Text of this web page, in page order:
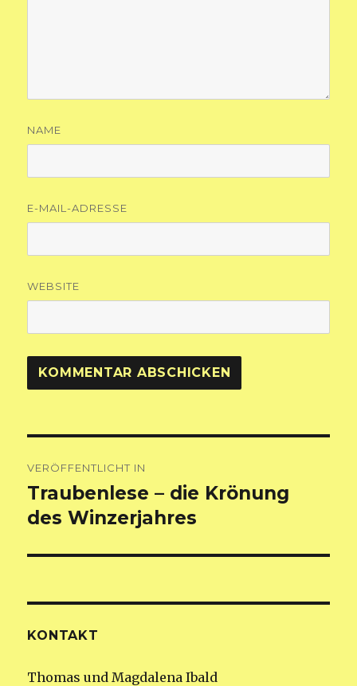
NAME
E-MAIL-ADRESSE
WEBSITE
VERÖFFENTLICHT IN
Traubenlese – die Krönung
des Winzerjahres
KONTAKT
Thomas und Magdalena Ibald